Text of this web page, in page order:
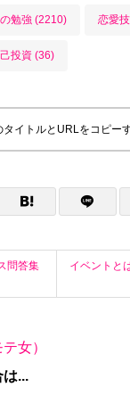
勉強 (2210) 恋愛
投資 (36)
タイトルとURLをコピー
問答集
イベントと
女）
...